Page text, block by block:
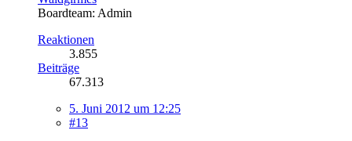
Boardteam: Admin
Reaktionen
3.855
Beiträge
67.313
5. Juni 2012 um 12:25
#13